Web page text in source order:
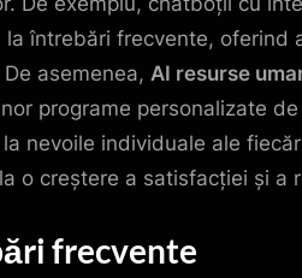
la întrebări frecvente, oferind
asemenea, AI resurse
programe personalizate
nevoile individuale ale
o creștere a satisfacției și a
frecvente